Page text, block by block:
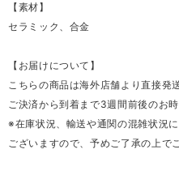
【素材】
セラミック、合金
【お届けについて】
こちらの商品は海外店舗より直接発
ご決済から到着まで3週間前後のお
※在庫状況、輸送や通関の混雑状況
ございますので、予めご了承の上で